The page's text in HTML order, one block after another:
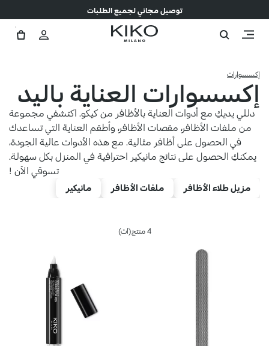
توصيل مجاني لجميع الطلبات
إكسسوارات
إكسسوارات العناية باليد
دللي يديكِ مع أدوات العناية بالأظافر من كيكو. اكتشفي مجموعة
من ملفات الأظافر، مقصات الأظافر، وأطقم العناية التي تساعدك
في الحصول على أظافر مثالية. مع هذه الأدوات عالية الجودة،
يمكنكِ الحصول على نتائج مانيكير احترافية في المنزل بكل سهولة.
تسوقي الآن !
مزيل طلاء الأظافر ملفات الأظافر مانيكير
4 منتج(ات)